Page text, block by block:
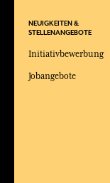
NEUIGKEITEN &
STELLENANGEBOTE
Initiativbewerbung
Jobangebote